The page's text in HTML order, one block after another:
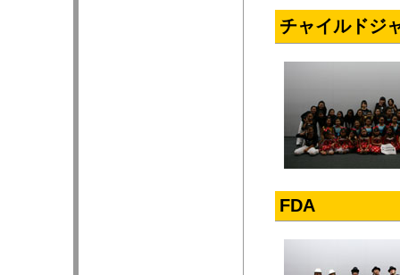
チャイルドジ
FDA